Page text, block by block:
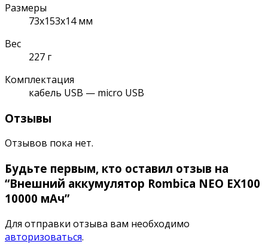
Размеры
73x153x14 мм
Вес
227 г
Комплектация
кабель USB — micro USB
Отзывы
Отзывов пока нет.
Будьте первым, кто оставил отзыв на
“Внешний аккумулятор Rombica NEO EX100
10000 мАч”
Для отправки отзыва вам необходимо
авторизоваться.